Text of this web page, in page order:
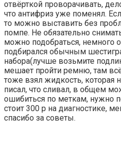
отвёрткой проворачивать,
что антифриз уже поменял.
то можно выставить без
помпе. Не обязательно
можно подобраться, немного
подбирался обычным
набора(лучше возьмите
мешает пройти ремню, там
тоже взял жидкость, которая
писал, что сливал, в общем
ошибиться по меткам, нужно
стоит 300 р на диагностике,
спасибо за советы.